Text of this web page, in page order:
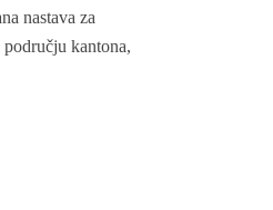
nastava za
kantona,